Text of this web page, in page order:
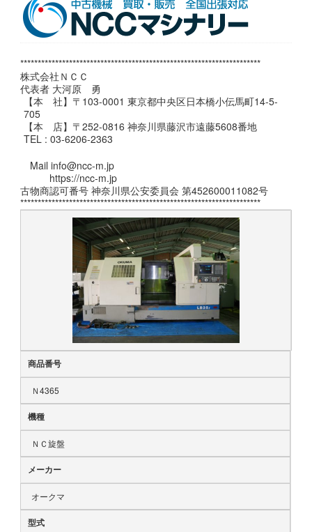
*********************************************************************
株式会社ＮＣＣ
代表者 大河原 勇
【本 社】〒103-0001 東京都中央区日本橋小伝馬町14-5-
705
【本 店】〒252-0816 神奈川県藤沢市遠藤5608番地
TEL : 03-6206-2363
Mail info@ncc-m.jp
https://ncc-m.jp
古物商認可番号 神奈川県公安委員会 第452600011082号
*********************************************************************
商品番号
Ｎ4365
機種
ＮＣ旋盤
メーカー
オークマ
型式